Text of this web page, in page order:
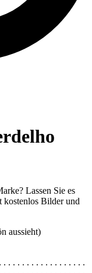
Lassen Sie es
kostenlos Bilder und
aussieht)
. . . . . . . . . . . . . . . . .